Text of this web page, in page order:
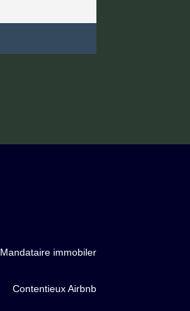
Mandataire immobiler
Contentieux Airbnb